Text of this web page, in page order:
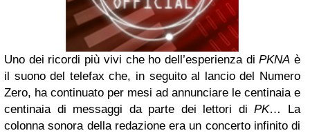
Uno dei ricordi più vivi che ho dell’esperienza diPKNA è
il suono del telefax che, in seguito al lancio del Numero
Zero, ha continuato per mesi ad annunciare le centinaia e
centinaia di messaggi da parte dei lettori diPK… La
colonna sonora della redazione era un concerto infinito di